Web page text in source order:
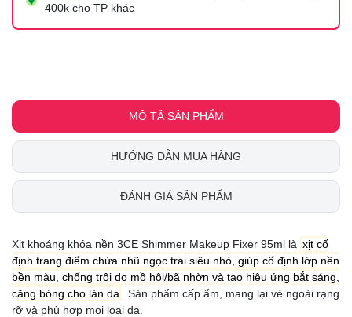
400k cho TP khác
MÔ TẢ SẢN PHẨM
HƯỚNG DẪN MUA HÀNG
ĐÁNH GIÁ SẢN PHẨM
Xịt khoáng khóa nền 3CE Shimmer Makeup Fixer 95ml là xịt cố
định trang điểm chứa nhũ ngọc trai siêu nhỏ, giúp cố định lớp nền
bền màu, chống trôi do mồ hôi/bã nhờn và tạo hiệu ứng bắt sáng,
căng bóng cho làn da
. Sản phẩm cấp ẩm, mang lại vẻ ngoài rạng
rỡ và phù hợp mọi loại da.